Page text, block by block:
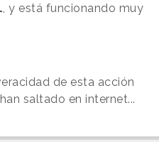
, y está funcionando muy
de esta acción
saltado en internet...